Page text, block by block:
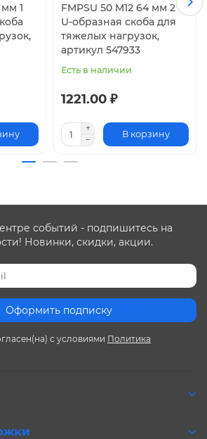
мм 1
FMPSU 50 M12 64 мм 2"
U-образная скоба для
тяжелых нагрузок,
артикул 547933
Есть в наличии
1221.00 ₽
В корзину
событий - подпишитесь на
Новинки, скидки, акции.
Оформить подписку
с условиями Политика